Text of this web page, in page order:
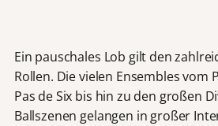
Ein pauschales Lob gilt den
Rollen. Die vielen Ensembles vom
Pas de Six bis hin zu den großen
Ballszenen gelangen in großer